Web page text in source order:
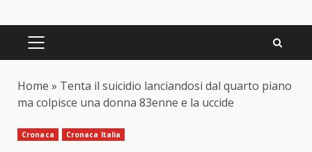
PRIMARY
Home » Tenta il suicidio lanciandosi dal quarto piano
ma colpisce una donna 83enne e la uccide
Cronaca Cronaca Italia